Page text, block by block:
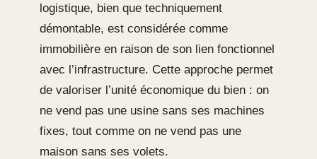
logistique, bien que techniquement
démontable, est considérée comme
immobilière en raison de son lien fonctionnel
avec l’infrastructure. Cette approche permet
de valoriser l’unité économique du bien : on
ne vend pas une usine sans ses machines
fixes, tout comme on ne vend pas une
maison sans ses volets.